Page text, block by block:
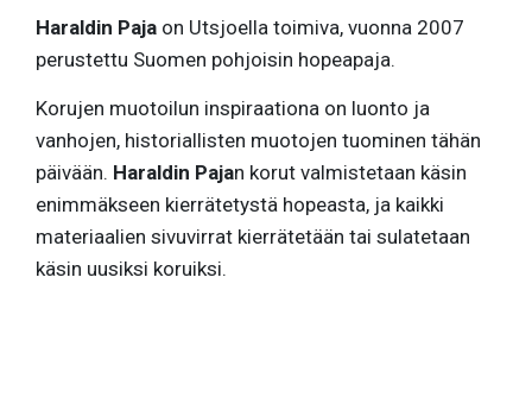
Haraldin Paja on Utsjoella toimiva, vuonna 2007
perustettu Suomen pohjoisin hopeapaja.
Korujen muotoilun inspiraationa on luonto ja
vanhojen, historiallisten muotojen tuominen tähän
päivään. Haraldin Pajan korut valmistetaan käsin
enimmäkseen kierrätetystä hopeasta, ja kaikki
materiaalien sivuvirrat kierrätetään tai sulatetaan
käsin uusiksi koruiksi.